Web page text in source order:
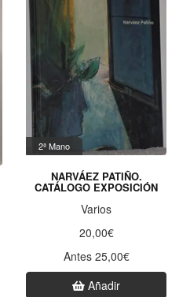
2ª Mano
NARVÁEZ PATIÑO.
CATÁLOGO EXPOSICIÓN
Varios
20,00€
Antes 25,00€
Añadir